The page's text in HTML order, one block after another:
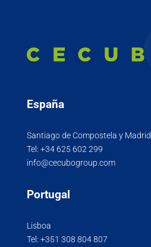
España
Santiago de Compostela y Madrid
Tel: +34 625 602 299
info@cecubogroup.com
Portugal
Lisboa
Tel: +351 308 804 807